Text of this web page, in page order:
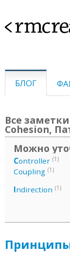
БЛОГ
Все
Cohesion,
Можно
Controller (1)
Coupling (1)
Indirection (1)
Принципы